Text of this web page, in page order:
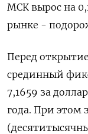
МСК вырос на
рынке -
Перед
срединный
7,1659 за
года. При этом